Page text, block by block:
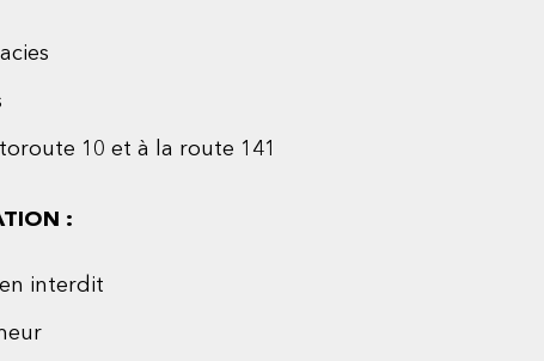
10 et à la route 141
:
interdit